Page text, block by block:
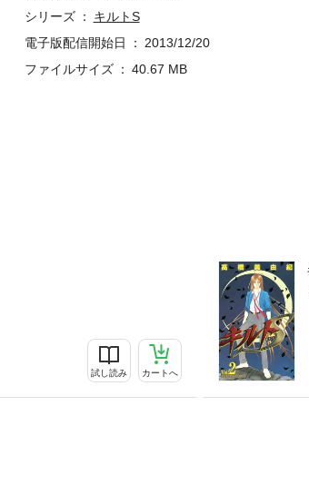
試し読み カートへ
シリーズ
キルトS
電子版配信開始日
2013/12/20
ファイルサイズ
40.67 MB